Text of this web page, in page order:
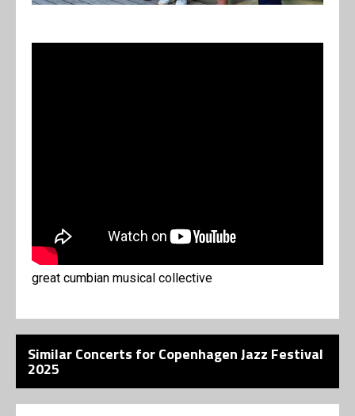
great cumbian musical collective
Similar Concerts for Copenhagen Jazz Festival
2025